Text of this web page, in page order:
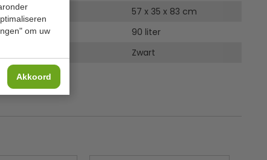
om uw
Akkoord
57 x 35 x 83 cm
90 liter
Zwart